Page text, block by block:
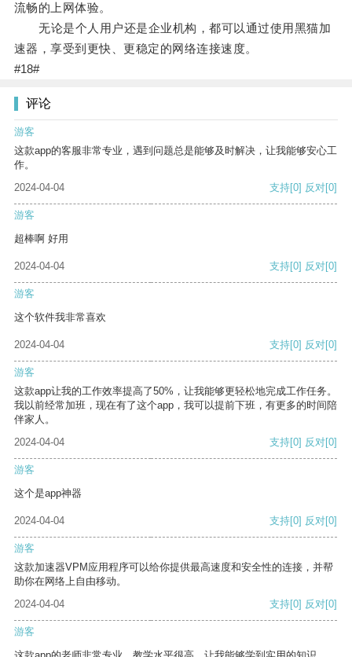
流畅的上网体验。
无论是个人用户还是企业机构，都可以通过使用黑猫加
速器，享受到更快、更稳定的网络连接速度。
#18#
评论
游客
这款app的客服非常专业，遇到问题总是能够及时解决，让我能够安心工
作。
2024-04-04
支持[0] 反对[0]
游客
超棒啊 好用
2024-04-04 支持[0] 反对[0]
游客
这个软件我非常喜欢
2024-04-04 支持[0] 反对[0]
游客
这款app让我的工作效率提高了50%，让我能够更轻松地完成工作任务。
我以前经常加班，现在有了这个app，我可以提前下班，有更多的时间陪
伴家人。
2024-04-04
支持[0] 反对[0]
游客
这个是app神器
2024-04-04 支持[0] 反对[0]
游客
这款加速器VPM应用程序可以给你提供最高速度和安全性的连接，并帮
助你在网络上自由移动。
2024-04-04
支持[0] 反对[0]
游客